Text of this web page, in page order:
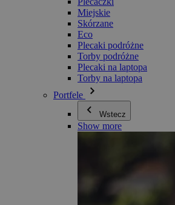
Miejskie
Skórzane
Eco
Plecaki podróżne
Torby podróżne
Plecaki na laptopa
Torby na laptopa
Portfele
Wstecz
Show more